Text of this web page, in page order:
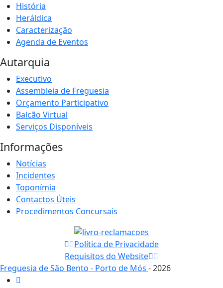
História
Heráldica
Caracterização
Agenda de Eventos
Autarquia
Executivo
Assembleia de Freguesia
Orçamento Participativo
Balcão Virtual
Serviços Disponíveis
Informações
Notícias
Incidentes
Toponímia
Contactos Úteis
Procedimentos Concursais
Política de Privacidade
Requisitos do Website
Freguesia de São Bento - Porto de Mós - 2026